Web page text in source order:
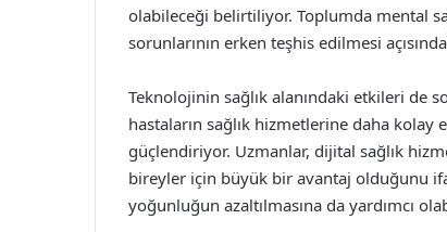
olabileceği belirtiliyor. Toplumda mental
sorunlarının erken teşhis edilmesi
Teknolojinin sağlık alanındaki etkileri de
hastaların sağlık hizmetlerine daha
güçlendiriyor. Uzmanlar, dijital sağlık
bireyler için büyük bir avantaj olduğunu
yoğunluğun azaltılmasına da yardımcı